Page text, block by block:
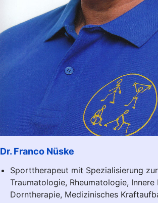
Dr. Franco Nüske
Sporttherapeut mit Spezialisierung
Trauma­tologie, Rheuma­tologie, Innere
Dorn­therapie, Medi­zinisches